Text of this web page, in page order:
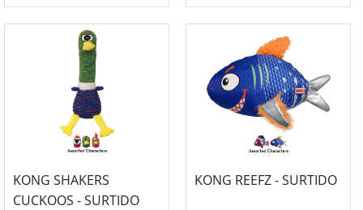
JUMBLER-
CUERDA -RALLY-
KONG SHAKERS
CUCKOOS - SURTIDO
KONG REEFZ - SURTIDO